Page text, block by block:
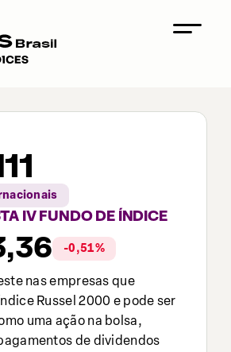
IV FUNDO DE ÍNDICE
-0,51%
nas empresas que
Russel 2000 e pode ser
uma ação na bolsa,
de dividendos